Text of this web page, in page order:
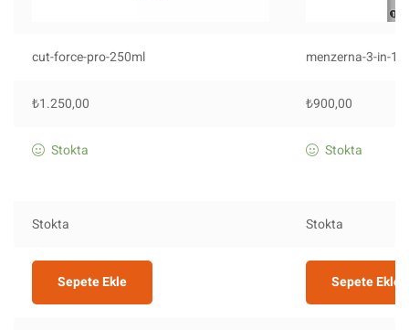
cut-force-pro-250ml menzerna-3-in-1-
₺1.250,00 ₺900,00
Stokta Stokta
Stokta Stokta
Sepete Ekle Sepete Ekle